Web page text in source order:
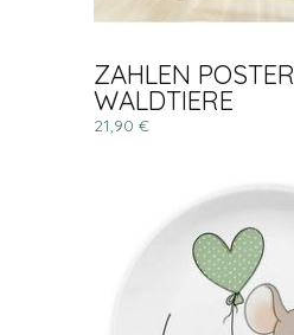
ZAHLEN POSTER
WALDTIERE
21,90 €